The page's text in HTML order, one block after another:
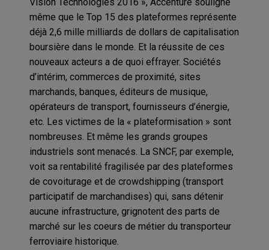
même que le Top 15 des plateformes représente
déjà 2,6 mille milliards de dollars de capitalisation
boursière dans le monde. Et la réussite de ces
nouveaux acteurs a de quoi effrayer. Sociétés
d’intérim, commerces de proximité, sites
marchands, banques, éditeurs de musique,
opérateurs de transport, fournisseurs d’énergie,
etc. Les victimes de la « plateformisation » sont
nombreuses. Et même les grands groupes
industriels sont menacés. La SNCF, par exemple,
voit sa rentabilité fragilisée par des plateformes
de covoiturage et de crowdshipping (transport
participatif de marchandises) qui, sans détenir
aucune infrastructure, grignotent des parts de
marché sur les coeurs de métier du transporteur
ferroviaire historique.